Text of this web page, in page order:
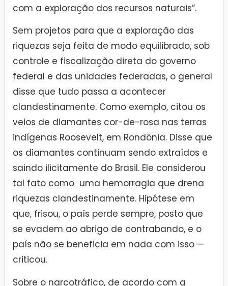
com a exploração dos recursos naturais”.
Sem projetos para que a exploração das
riquezas seja feita de modo equilibrado, sob
controle e fiscalização direta do governo
federal e das unidades federadas, o general
disse que tudo passa a acontecer
clandestinamente. Como exemplo, citou os
veios de diamantes cor-de-rosa nas terras
indígenas Roosevelt, em Rondônia. Disse que
os diamantes continuam sendo extraídos e
saindo ilicitamente do Brasil. Ele considerou
tal fato como uma hemorragia que drena
riquezas clandestinamente. Hipótese em
que, frisou, o país perde sempre, posto que
se evadem ao abrigo de contrabando, e o
país não se beneficia em nada com isso —
criticou.
Sobre o narcotráfico, de acordo com a